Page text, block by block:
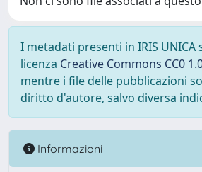
I metadati presenti in IRIS UNICA
licenza Creative Commons CC0
mentre i file delle pubblicazioni
diritto d'autore, salvo diversa
Informazioni